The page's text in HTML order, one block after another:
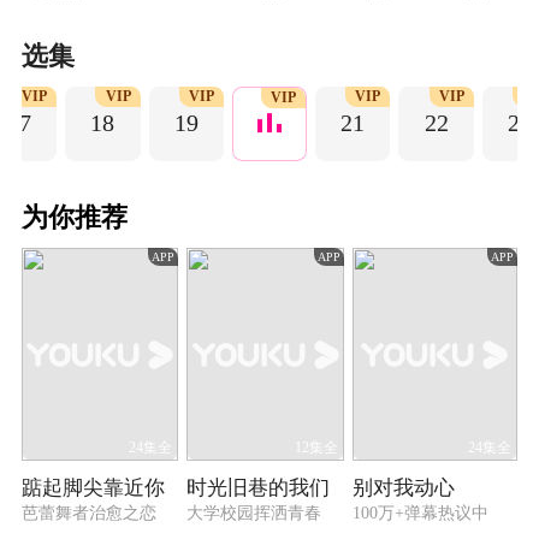
选集
17
VIP
18
VIP
19
VIP VIP
21
VIP
22
VIP
23
为你推荐
APP
24集全
踮起脚尖靠近你
芭蕾舞者治愈之恋
APP
12集全
时光旧巷的我们
大学校园挥洒青春
APP
24集全
别对我动心
100万+弹幕热议中